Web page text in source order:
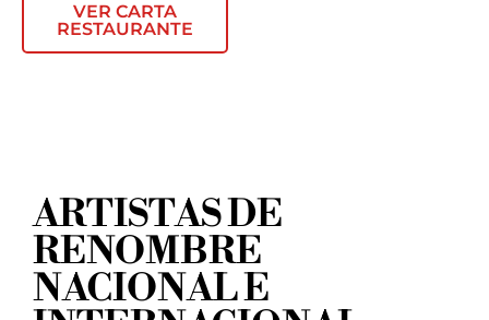
VER CARTA
RESTAURANTE
ARTISTAS DE
RENOMBRE
NACIONAL E